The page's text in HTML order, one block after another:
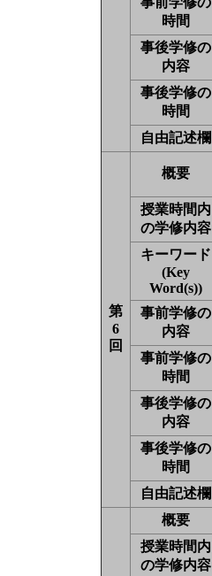
時間
事後学修の
内容
事後学修の
時間
自由記述欄
第
6
回
概要
授業時間内
の学修内容
キーワード
(Key
Word(s))
事前学修の
内容
事前学修の
時間
事後学修の
内容
事後学修の
時間
自由記述欄
概要
授業時間内
の学修内容